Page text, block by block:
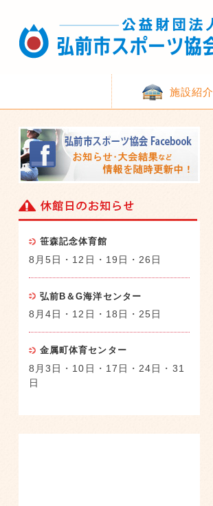
施設紹介
笹森記念体育館
8月5日・12日・19日・26日
弘前B＆G海洋センター
8月4日・12日・18日・25日
金属町体育センター
8月3日・10日・17日・24日・31
日